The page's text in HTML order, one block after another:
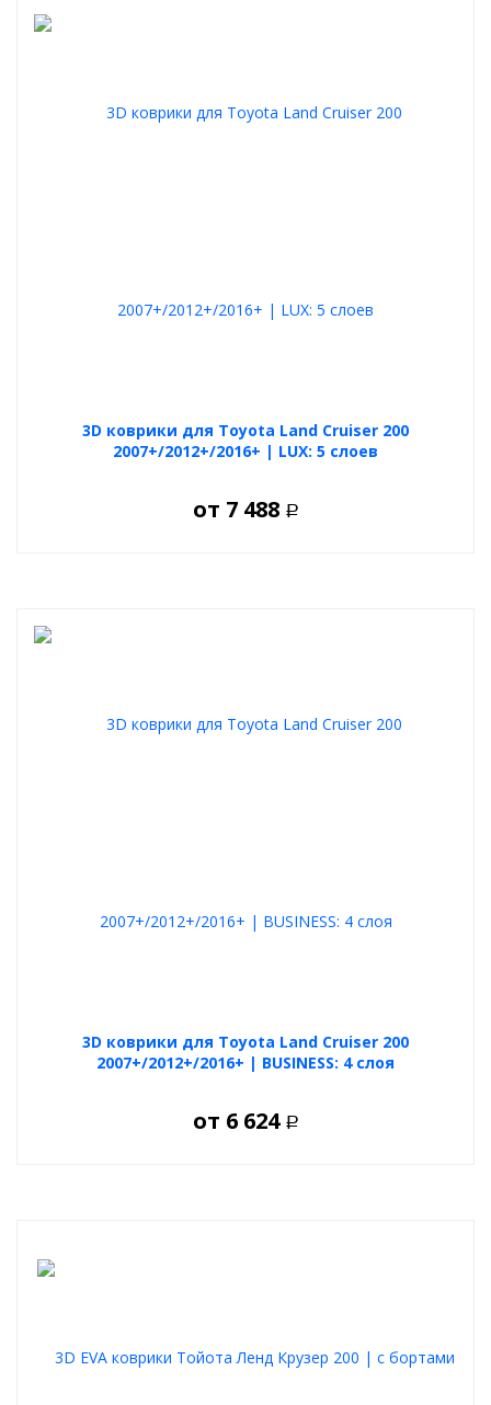
3D коврики для Toyota Land Cruiser 200
2007+/2012+/2016+ | LUX: 5 слоев
от 7 488 Р
3D коврики для Toyota Land Cruiser 200
2007+/2012+/2016+ | BUSINESS: 4 слоя
от 6 624 Р